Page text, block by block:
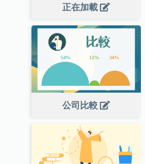
正在加載
公司比較